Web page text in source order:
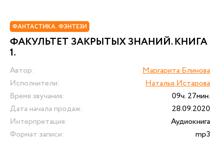
ФАНТАСТИКА. ФЭНТЕЗИ
ФАКУЛЬТЕТ ЗАКРЫТЫХ ЗНАНИЙ. КНИГА
1.
Автор:
Маргарита Блинова
Исполнители:
Наталья Истарова
Время звучания:
09ч. 27мин.
Дата начала продаж:
28.09.2020
Интерпретация:
Аудиокнига
Формат записи:
mp3